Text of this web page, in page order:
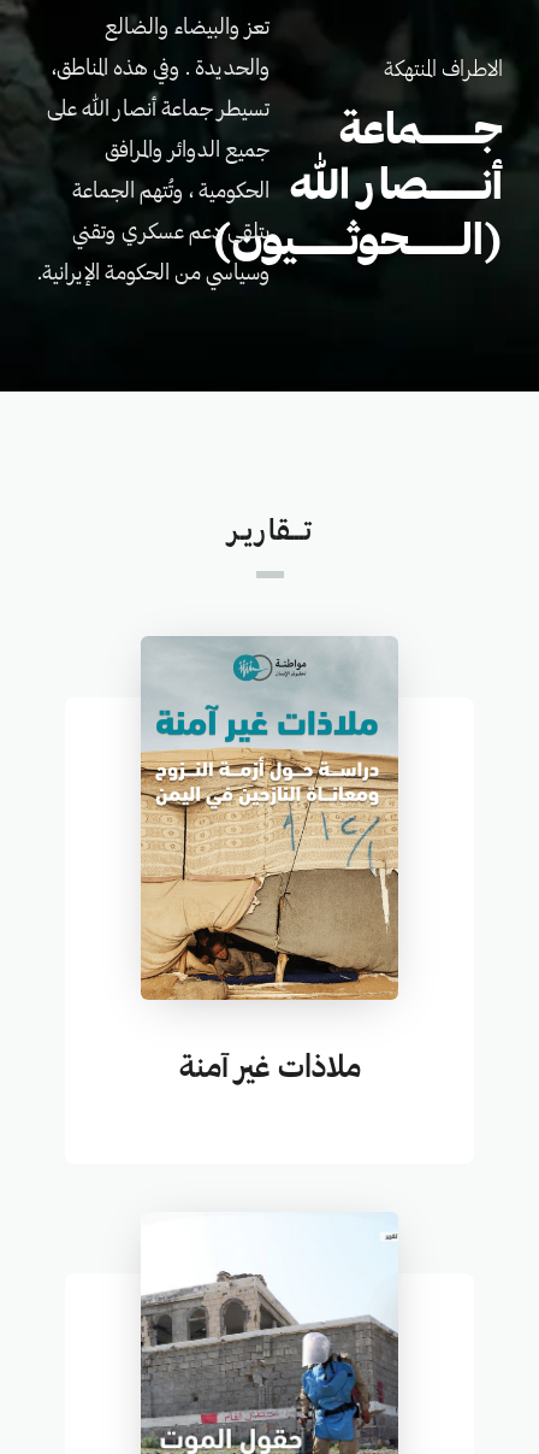
الاطراف المنتهكة
جــــــماعة
أنــــــصار الله
(الــــــحوثــــــيون)
تعز والبيضاء والضالع
والحديدة . وفي هذه المناطق،
تسيطر جماعة أنصار الله على
جميع الدوائر والمرافق
الحكومية ، وتُتهم الجماعة
بتلقي دعم عسكري وتقني
وسياسي من الحكومة الإيرانية.
تـــقاريـر
ملاذات غير آمنة